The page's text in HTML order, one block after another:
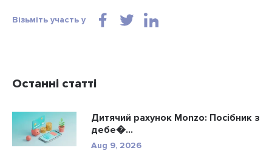
Візьміть участь у
Останні статті
Дитячий рахунок Monzo: Посібник з
дебе�...
Aug 9, 2026